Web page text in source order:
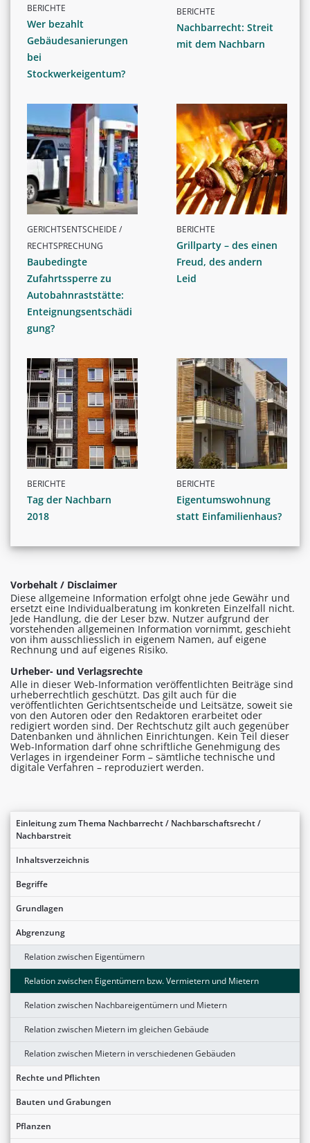
Einleitung zum Thema Nachbarrecht / Nachbarschaftsrecht /
Nachbarstreit
Inhaltsverzeichnis
Begriffe
Grundlagen
Abgrenzung
Relation zwischen Eigentümern
Relation zwischen Eigentümern bzw. Vermietern und Mietern
Relation zwischen Nachbareigentümern und Mietern
Relation zwischen Mietern im gleichen Gebäude
Relation zwischen Mietern in verschiedenen Gebäuden
Rechte und Pflichten
Bauten und Grabungen
Pflanzen
BERICHTE
Wer bezahlt
Gebäudesanierungen
bei
Stockwerkeigentum?
BERICHTE
Nachbarrecht: Streit
mit dem Nachbarn
GERICHTSENTSCHEIDE /
RECHTSPRECHUNG
Baubedingte
Zufahrtssperre zu
Autobahnraststätte:
Enteignungsentschädi
gung?
BERICHTE
Grillparty – des einen
Freud, des andern
Leid
BERICHTE
Tag der Nachbarn
2018
BERICHTE
Eigentumswohnung
statt Einfamilienhaus?
Vorbehalt / Disclaimer
Diese allgemeine Information erfolgt ohne jede Gewähr und
ersetzt eine Individualberatung im konkreten Einzelfall nicht.
Jede Handlung, die der Leser bzw. Nutzer aufgrund der
vorstehenden allgemeinen Information vornimmt, geschieht
von ihm ausschliesslich in eigenem Namen, auf eigene
Rechnung und auf eigenes Risiko.
Urheber- und Verlagsrechte
Alle in dieser Web-Information veröffentlichten Beiträge sind
urheberrechtlich geschützt. Das gilt auch für die
veröffentlichten Gerichtsentscheide und Leitsätze, soweit sie
von den Autoren oder den Redaktoren erarbeitet oder
redigiert worden sind. Der Rechtschutz gilt auch gegenüber
Datenbanken und ähnlichen Einrichtungen. Kein Teil dieser
Web-Information darf ohne schriftliche Genehmigung des
Verlages in irgendeiner Form – sämtliche technische und
digitale Verfahren – reproduziert werden.